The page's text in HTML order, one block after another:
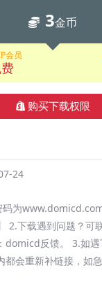
3金币
会员
购买下载权限
24
码为
2.下载遇到问题？可
domicd反馈。 3.如遇
都会重新补链接，如